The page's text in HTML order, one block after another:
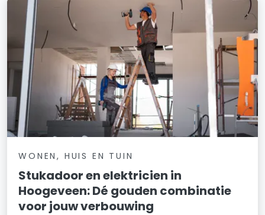
WONEN, HUIS EN TUIN
Stukadoor en elektricien in
Hoogeveen: Dé gouden combinatie
voor jouw verbouwing